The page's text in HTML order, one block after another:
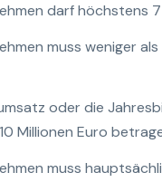
darf höchstens
muss weniger
oder die
Millionen Euro
muss